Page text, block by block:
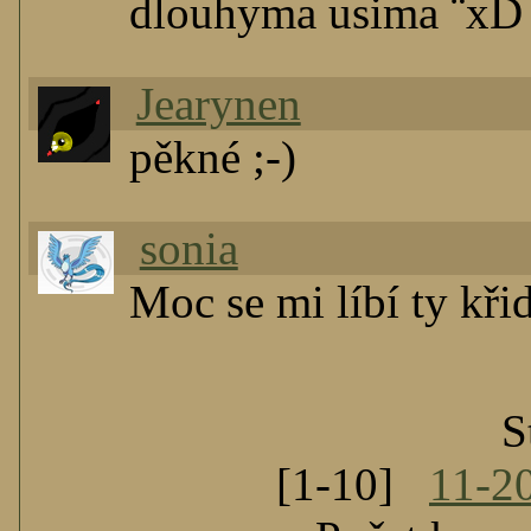
dlouhyma usima ¨xD
Jearynen
pěkné ;-)
sonia
Moc se mi líbí ty
[1-10] 11-